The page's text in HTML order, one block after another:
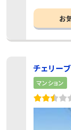
お
チェリー
マンション